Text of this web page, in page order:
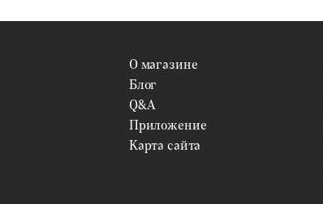
О магазине
Блог
Q&A
Приложение
Карта сайта